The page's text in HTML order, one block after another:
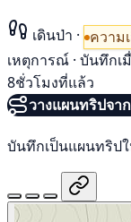
เดินป่า · ความ
เหตุการณ์ · บันทึกเ
8ชั่วโมงที่แล้ว
วางแผนทริปจา
บันทึกเป็นแผนทริป